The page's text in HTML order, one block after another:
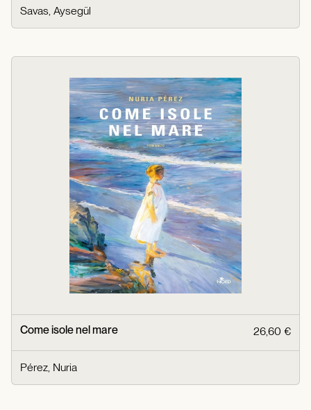
Savas, Aysegül
Come isole nel mare 26,60 €
Pérez, Nuria